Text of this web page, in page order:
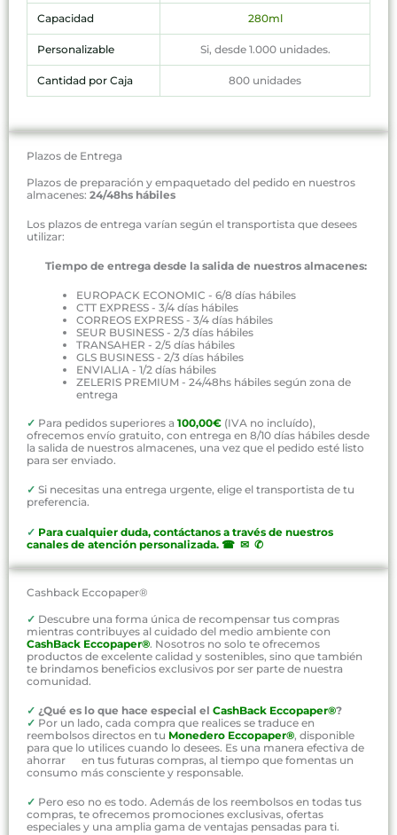
Capacidad 280ml
Personalizable Si, desde 1.000 unidades.
Cantidad por Caja 800 unidades
Plazos de Entrega
Plazos de preparación y empaquetado del pedido en nuestros
almacenes: 24/48hs hábiles
Los plazos de entrega varían según el transportista que desees
utilizar:
Tiempo de entrega desde la salida de nuestros almacenes:
EUROPACK ECONOMIC - 6/8 días hábiles
CTT EXPRESS - 3/4 días hábiles
CORREOS EXPRESS - 3/4 días hábiles
SEUR BUSINESS - 2/3 días hábiles
TRANSAHER - 2/5 días hábiles
GLS BUSINESS - 2/3 días hábiles
ENVIALIA - 1/2 días hábiles
ZELERIS PREMIUM - 24/48hs hábiles según zona de
entrega
✓ Para pedidos superiores a 100,00€ (IVA no incluído),
ofrecemos envío gratuito, con entrega en 8/10 días hábiles desde
la salida de nuestros almacenes, una vez que el pedido esté listo
para ser enviado.
✓ Si necesitas una entrega urgente, elige el transportista de tu
preferencia.
✓ Para cualquier duda, contáctanos a través de nuestros
canales de atención personalizada. ☎ ✉ ✆
Cashback Eccopaper®
✓ Descubre una forma única de recompensar tus compras
mientras contribuyes al cuidado del medio ambiente con
CashBack Eccopaper®. Nosotros no solo te ofrecemos
productos de excelente calidad y sostenibles, sino que también
te brindamos beneficios exclusivos por ser parte de nuestra
comunidad.
✓ ¿Qué es lo que hace especial el CashBack Eccopaper®?
✓ Por un lado, cada compra que realices se traduce en
reembolsos directos en tu Monedero Eccopaper®, disponible
para que lo utilices cuando lo desees. Es una manera efectiva de
ahorrar en tus futuras compras, al tiempo que fomentas un
consumo más consciente y responsable.
✓ Pero eso no es todo. Además de los reembolsos en todas tus
compras, te ofrecemos promociones exclusivas, ofertas
especiales y una amplia gama de ventajas pensadas para ti.